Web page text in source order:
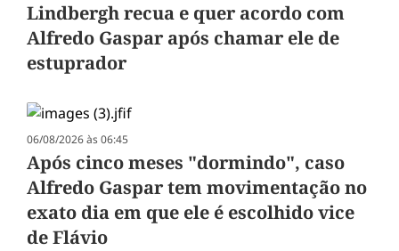
Lindbergh recua e quer acordo com
Alfredo Gaspar após chamar ele de
estuprador
06/08/2026 às 06:45
Após cinco meses "dormindo", caso
Alfredo Gaspar tem movimentação no
exato dia em que ele é escolhido vice
de Flávio